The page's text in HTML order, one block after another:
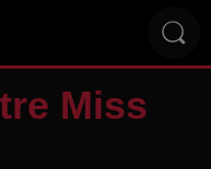
Miss